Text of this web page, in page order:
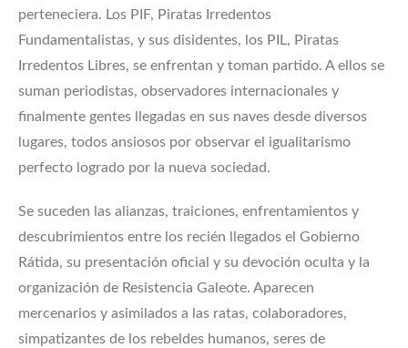
perteneciera. Los PIF, Piratas Irredentos
Fundamentalistas, y sus disidentes, los PIL, Piratas
Irredentos Libres, se enfrentan y toman partido. A ellos se
suman periodistas, observadores internacionales y
finalmente gentes llegadas en sus naves desde diversos
lugares, todos ansiosos por observar el igualitarismo
perfecto logrado por la nueva sociedad.
Se suceden las alianzas, traiciones, enfrentamientos y
descubrimientos entre los recién llegados el Gobierno
Rátida, su presentación oficial y su devoción oculta y la
organización de Resistencia Galeote. Aparecen
mercenarios y asimilados a las ratas, colaboradores,
simpatizantes de los rebeldes humanos, seres de